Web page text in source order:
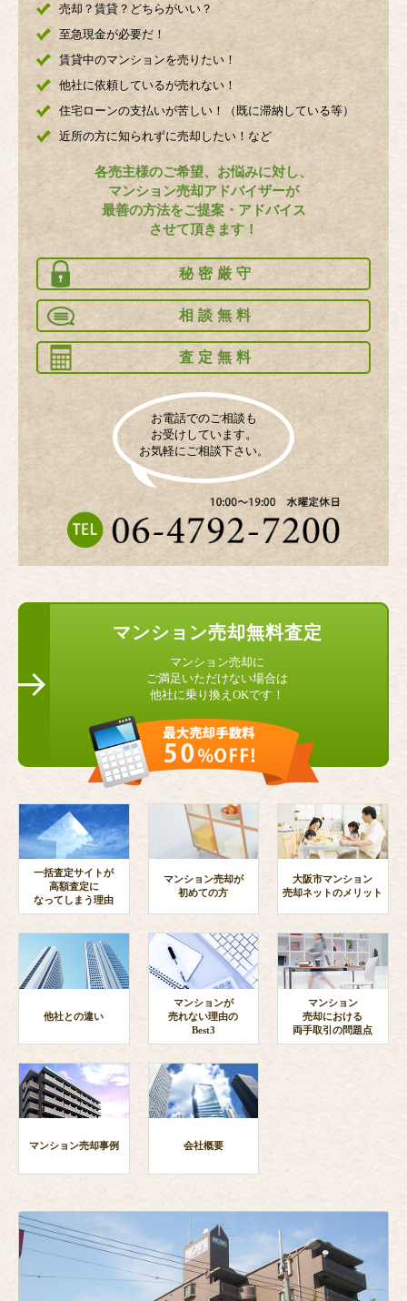
売却？賃貸？どちらがいい？
至急現金が必要だ！
賃貸中のマンションを売りたい！
他社に依頼しているが売れない！
住宅ローンの支払いが苦しい！（既に滞納している等）
近所の方に知られずに売却したい！など
各売主様のご希望、お悩みに対し、
マンション売却アドバイザーが
最善の方法をご提案・アドバイス
させて頂きます！
秘密厳守
相談無料
査定無料
お電話でのご相談も
お受けしています。
お気軽にご相談下さい。
マンション売却無料査定
マンション売却に
ご満足いただけない場合は
他社に乗り換えOKです！
一括査定サイトが
高額査定に
なってしまう理由
マンション売却が
初めての方
大阪市マンション
売却ネットのメリット
他社との違い
マンションが
売れない理由の
Best3
マンション
売却における
両手取引の問題点
マンション売却事例 会社概要